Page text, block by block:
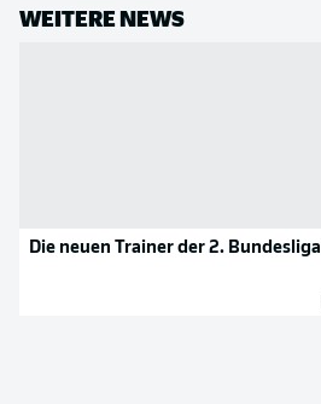
WEITERE NEWS
Die neuen Trainer der 2. Bundesliga